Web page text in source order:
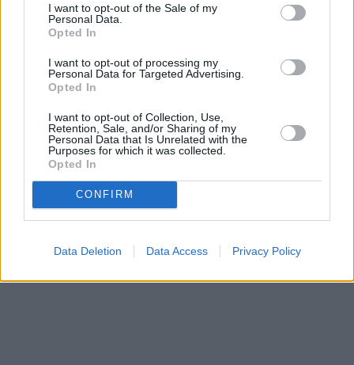
I want to opt-out of the Sale of my
Personal Data.
Opted In
I want to opt-out of processing my
Personal Data for Targeted Advertising.
Opted In
I want to opt-out of Collection, Use,
Retention, Sale, and/or Sharing of my
Personal Data that Is Unrelated with the
Purposes for which it was collected.
Opted In
CONFIRM
Data Deletion Data Access Privacy Policy
Prima sport - co nabídne v prvním
O webu parabola.cz•O souborech cookies•
Dovolená u moře•Bazény